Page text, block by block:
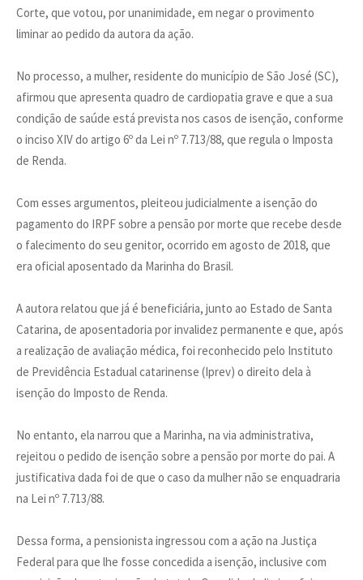
Corte, que votou, por unanimidade, em negar o provimento
liminar ao pedido da autora da ação.
No processo, a mulher, residente do município de São José (SC),
afirmou que apresenta quadro de cardiopatia grave e que a sua
condição de saúde está prevista nos casos de isenção, conforme
o inciso XIV do artigo 6º da Lei nº 7.713/88, que regula o Imposta
de Renda.
Com esses argumentos, pleiteou judicialmente a isenção do
pagamento do IRPF sobre a pensão por morte que recebe desde
o falecimento do seu genitor, ocorrido em agosto de 2018, que
era oficial aposentado da Marinha do Brasil.
A autora relatou que já é beneficiária, junto ao Estado de Santa
Catarina, de aposentadoria por invalidez permanente e que, após
a realização de avaliação médica, foi reconhecido pelo Instituto
de Previdência Estadual catarinense (Iprev) o direito dela à
isenção do Imposto de Renda.
No entanto, ela narrou que a Marinha, na via administrativa,
rejeitou o pedido de isenção sobre a pensão por morte do pai. A
justificativa dada foi de que o caso da mulher não se enquadraria
na Lei nº 7.713/88.
Dessa forma, a pensionista ingressou com a ação na Justiça
Federal para que lhe fosse concedida a isenção, inclusive com